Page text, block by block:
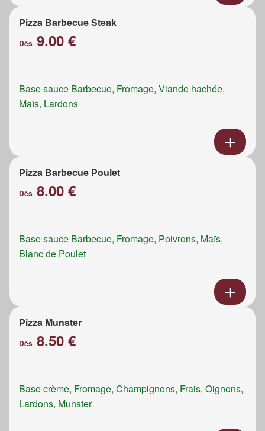
Pizza Barbecue Steak
Dès 9.00 €
Base sauce Barbecue, Fromage, Viande hachée,
Maïs, Lardons
Pizza Barbecue Poulet
Dès 8.00 €
Base sauce Barbecue, Fromage, Poivrons, Maïs,
Blanc de Poulet
Pizza Munster
Dès 8.50 €
Base crème, Fromage, Champignons, Frais, Oignons,
Lardons, Munster